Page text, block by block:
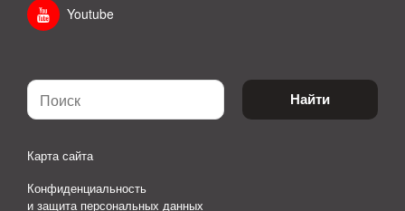
Youtube
Найти
Карта сайта
Конфиденциальность
и защита персональных данных